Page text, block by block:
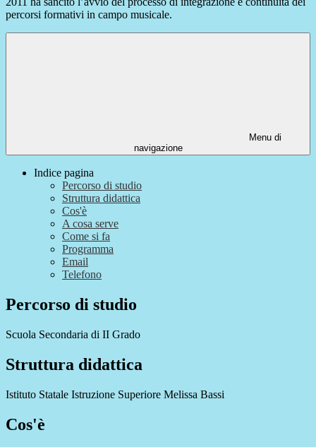
percorsi formativi in campo musicale.
Menu di
navigazione
Indice pagina
Percorso di studio
Struttura didattica
Cos'è
A cosa serve
Come si fa
Programma
Email
Telefono
Percorso di studio
Scuola Secondaria di II Grado
Struttura didattica
Istituto Statale Istruzione Superiore Melissa Bassi
Cos'è